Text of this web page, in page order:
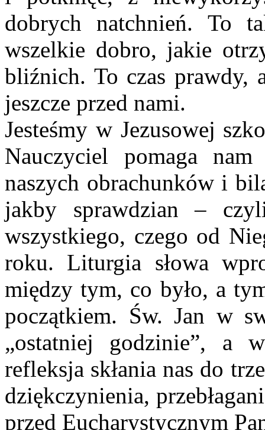
dobrych natchnień. To
wszelkie dobro, jakie
bliźnich. To czas prawdy,
jeszcze przed nami.
Jesteśmy w Jezusowej
Nauczyciel pomaga
naszych obrachunków i
jakby sprawdzian –
wszystkiego, czego od
roku. Liturgia słowa
między tym, co było, a
początkiem. Św. Jan w
„ostatniej godzinie”, a
refleksja skłania nas do
dziękczynienia,
przed Eucharystycznym